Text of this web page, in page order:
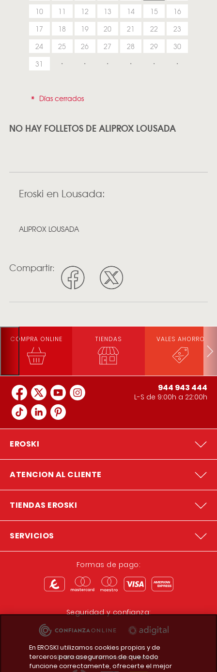
10
11 12 13 14 15
16
17
18 19 20 21 22
23
24
25 26 27 28 29
30
31
* Días cerrados
NO HAY FOLLETOS DE ALIPROX LOUSADA
Eroski en Lousada:
ALIPROX LOUSADA
Compartir:
COMPRA ONLINE TIENDAS VALES AHORRO
944 943 444
L-S de 9:00h a 22:00h
EROSKI
ATENCION AL CLIENTE
TIENDAS EROSKI
SERVICIOS
Formas de pago:
Seguridad y confianza:
Premios y reconocimientos:
En EROSKI utilizamos cookies propias y de
terceros para asegurarnos de que todo
funcione correctamente, ofrecerte el mejor